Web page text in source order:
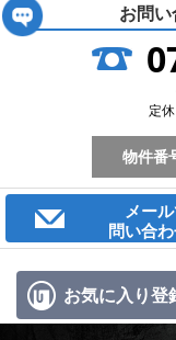
お問
定
物件番
メー
問い合
お気に入り登